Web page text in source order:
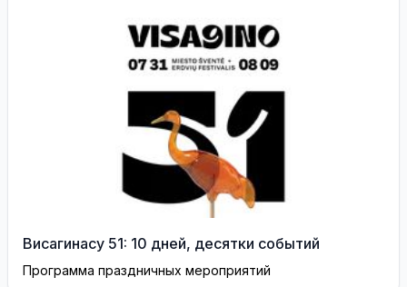
Висагинасу 51: 10 дней, десятки событий
Программа праздничных мероприятий